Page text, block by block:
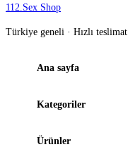
112.Sex Shop
Türkiye geneli · Hızlı teslimat
Ana sayfa
Kategoriler
Ürünler